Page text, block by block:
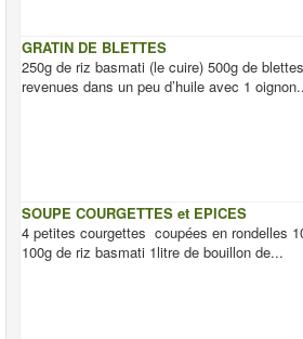
GRATIN DE BLETTES
250g de riz basmati (le cuire) 500g de
revenues dans un peu d’huile avec 1
SOUPE COURGETTES et EPICES
4 petites courgettes coupées en rondelles
100g de riz basmati 1litre de bouillon de...